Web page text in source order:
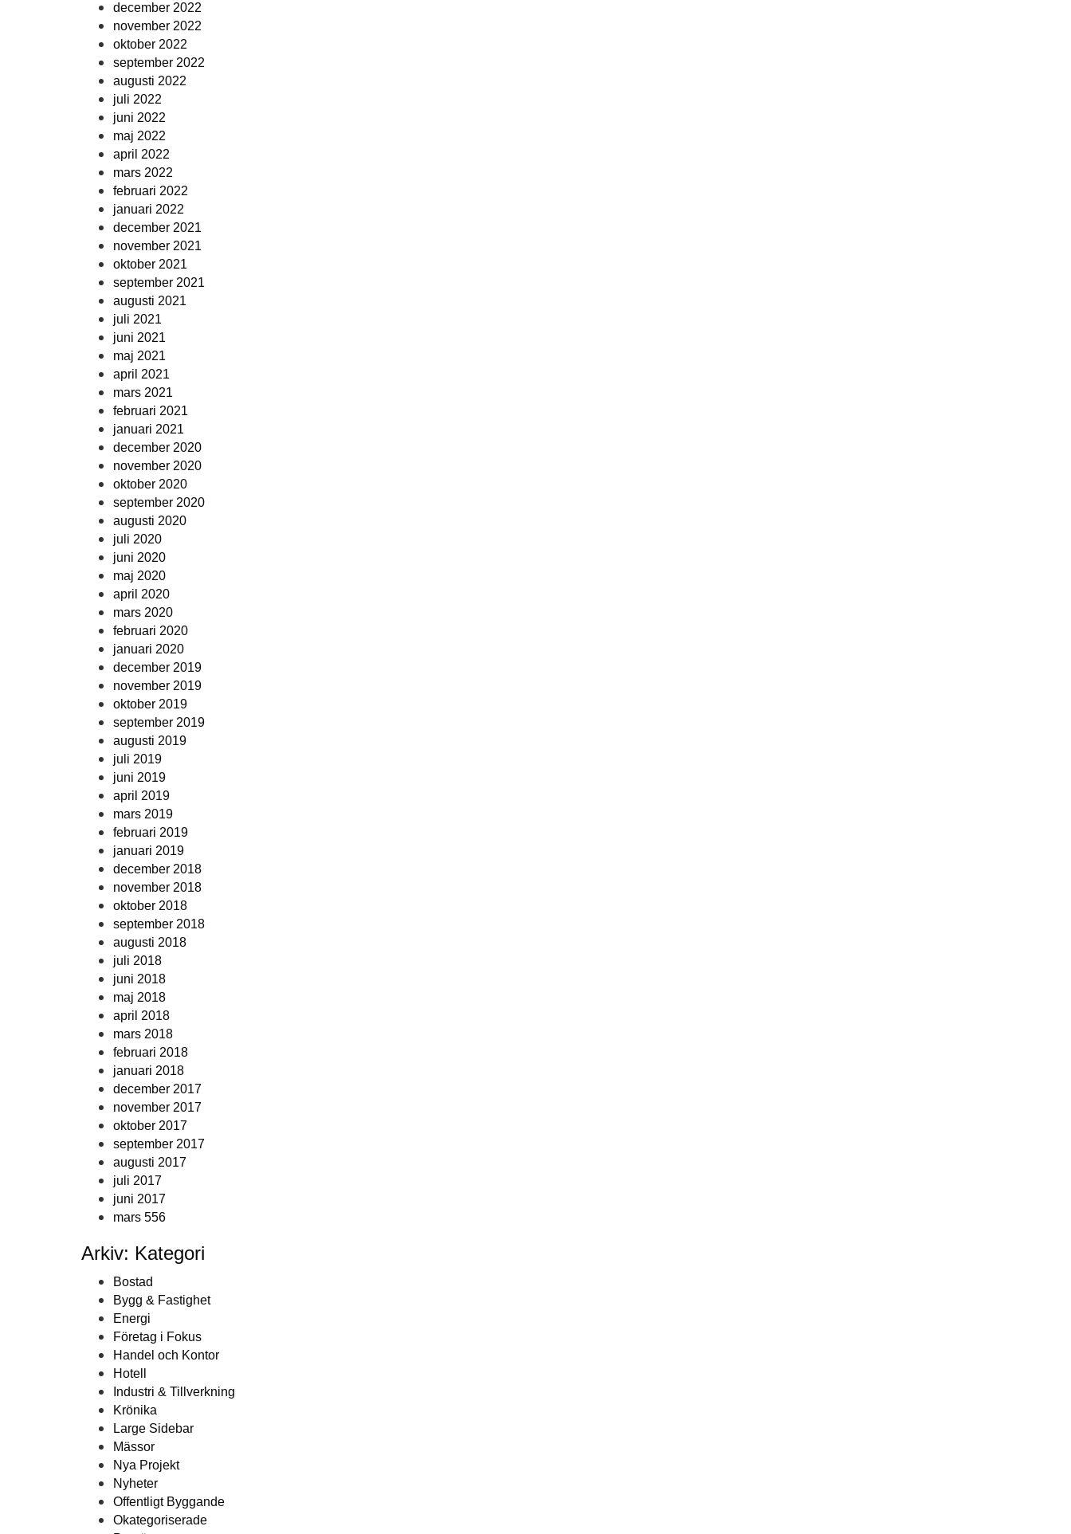
december 2022
november 2022
oktober 2022
september 2022
augusti 2022
juli 2022
juni 2022
maj 2022
april 2022
mars 2022
februari 2022
januari 2022
december 2021
november 2021
oktober 2021
september 2021
augusti 2021
juli 2021
juni 2021
maj 2021
april 2021
mars 2021
februari 2021
januari 2021
december 2020
november 2020
oktober 2020
september 2020
augusti 2020
juli 2020
juni 2020
maj 2020
april 2020
mars 2020
februari 2020
januari 2020
december 2019
november 2019
oktober 2019
september 2019
augusti 2019
juli 2019
juni 2019
april 2019
mars 2019
februari 2019
januari 2019
december 2018
november 2018
oktober 2018
september 2018
augusti 2018
juli 2018
juni 2018
maj 2018
april 2018
mars 2018
februari 2018
januari 2018
december 2017
november 2017
oktober 2017
september 2017
augusti 2017
juli 2017
juni 2017
mars 556
Arkiv: Kategori
Bostad
Bygg & Fastighet
Energi
Företag i Fokus
Handel och Kontor
Hotell
Industri & Tillverkning
Krönika
Large Sidebar
Mässor
Nya Projekt
Nyheter
Offentligt Byggande
Okategoriserade